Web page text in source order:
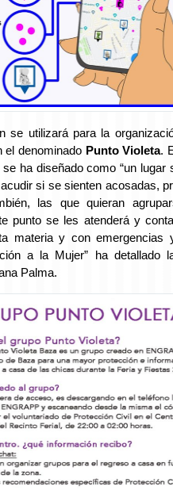
se utilizará para la
el denominado Punto Violeta.
ha diseñado como “un lugar
acudir si se sienten acosadas,
las que quieran
punto se les atenderá y
materia y con emergencias
a la Mujer” ha detallado
Palma.